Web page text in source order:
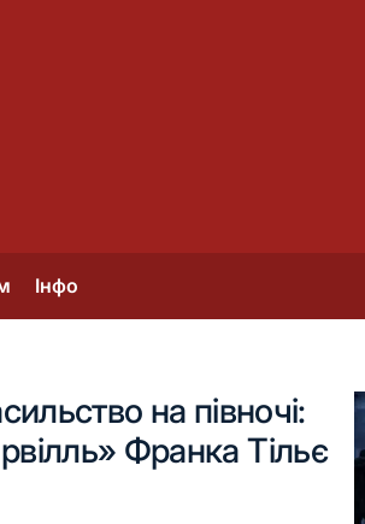
Інфо
на півночі:
Франка Тільє